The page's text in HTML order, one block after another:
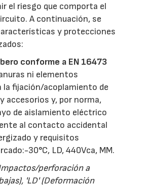
el riesgo que comporta el
A continuación, se
y protecciones
conforme a EN 16473
ni elementos
la fijación/acoplamiento de
accesorios y, por norma,
de aislamiento eléctrico
al contacto accidental
y requisitos
30°C, LD, 440Vca, MM.
perforación a
'LD' (Deformación